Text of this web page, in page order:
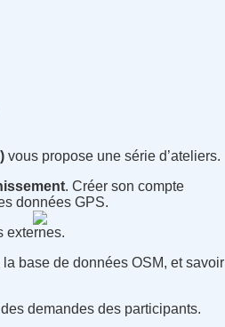
vous propose une série d’ateliers.
. Créer son compte
données GPS.
externes.
base de données OSM, et savoir
demandes des participants.